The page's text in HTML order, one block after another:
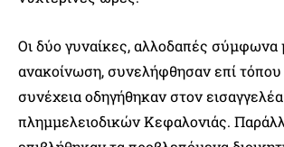
Οι δύο γυναίκες, αλλοδαπές σύμφωνα
ανακοίνωση, συνελήφθησαν επί τόπου
συνέχεια οδηγήθηκαν στον εισαγγελέα
πλημμελειοδικών Κεφαλονιάς.